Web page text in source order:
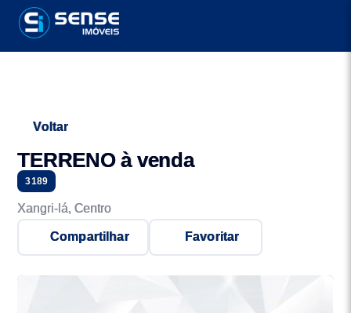
Voltar
TERRENO à venda
3189
Xangri-lá, Centro
Compartilhar Favoritar